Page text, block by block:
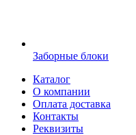
Заборные блоки
Каталог
О компании
Оплата доставка
Контакты
Реквизиты